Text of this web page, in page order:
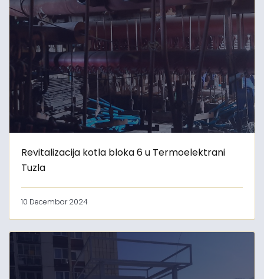
Revitalizacija kotla bloka 6 u Termoelektrani
Tuzla
10 Decembar 2024